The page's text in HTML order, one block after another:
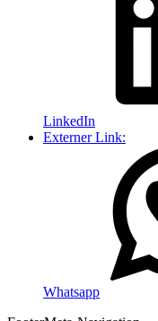
LinkedIn
Externer Link:
Whatsapp